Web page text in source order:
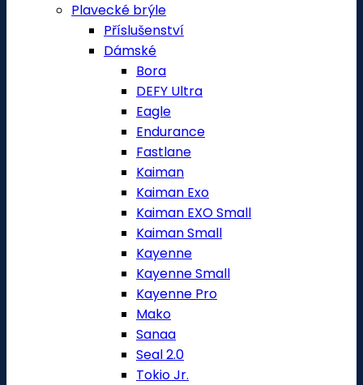
Plavecké brýle
Příslušenství
Dámské
Bora
DEFY Ultra
Eagle
Endurance
Fastlane
Kaiman
Kaiman Exo
Kaiman EXO Small
Kaiman Small
Kayenne
Kayenne Small
Kayenne Pro
Mako
Sanaa
Seal 2.0
Tokio Jr.